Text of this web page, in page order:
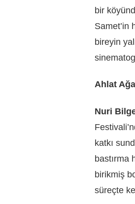
bir
Samet’in
bireyin
Ahlat
Nuri
katkı
bastırma
birikmiş
süreçte